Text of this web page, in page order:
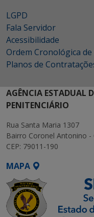
LGPD
Fala Servidor
Acessibilidade
Ordem Cronológica
Planos de
AGÊNCIA ESTADUAL
PENITENCIÁRIO
Rua Santa Maria 1307
Bairro Coronel Antonino
CEP: 79011-190
MAPA